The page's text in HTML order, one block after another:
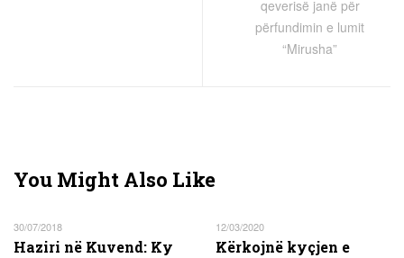
qeverisë janë për
përfundimin e lumit
“Mirusha”
You Might Also Like
30/07/2018
Haziri në Kuvend: Ky
12/03/2020
Kërkojnë kyçjen e